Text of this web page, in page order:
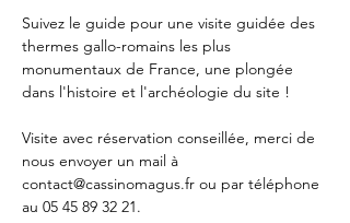
Suivez le guide pour une visite guidée des
thermes gallo-romains les plus
monumentaux de France, une plongée
dans l'histoire et l'archéologie du site !
Visite avec réservation conseillée, merci de
nous envoyer un mail à
contact@cassinomagus.fr ou par téléphone
au 05 45 89 32 21.